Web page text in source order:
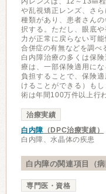
や乱視矯正レンズ、さ
種類があり、患者さん
択する。ただし、眼底
力が正常に戻らない可
合併症の有無などを調べ
白内障治療の多くは保
療は、一部保険適用に
負担することで、保険
けることができる）も
術は年間100万件以上行
治療実績
白内障 （DPC治療実績）
白内障、水晶体の疾患
白内障の関連項目（病
専門医・資格